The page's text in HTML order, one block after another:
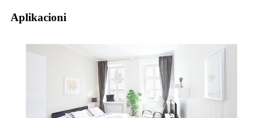
Aplikacioni